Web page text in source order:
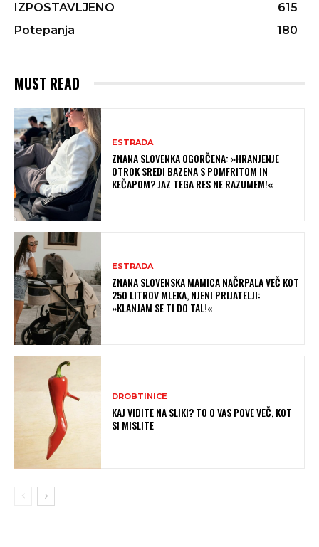
IZPOSTAVLJENO
615
Potepanja
180
MUST READ
ESTRADA
ZNANA SLOVENKA OGORČENA: »HRANJENJE
OTROK SREDI BAZENA S POMFRITOM IN
KEČAPOM? JAZ TEGA RES NE RAZUMEM!«
ESTRADA
ZNANA SLOVENSKA MAMICA NAČRPALA VEČ KOT
250 LITROV MLEKA, NJENI PRIJATELJI:
»KLANJAM SE TI DO TAL!«
DROBTINICE
KAJ VIDITE NA SLIKI? TO O VAS POVE VEČ, KOT
SI MISLITE